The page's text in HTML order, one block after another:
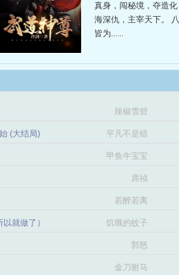
真身，闯秘境，夺造化
海深仇，主宰天下。
皆为......
辣椒雪碧
(大结局) 平凡不是错
甲鱼牛宝宝
席祯
若醉若离
就做了） 饥饿的蚊子
郭怒
金刀驸马